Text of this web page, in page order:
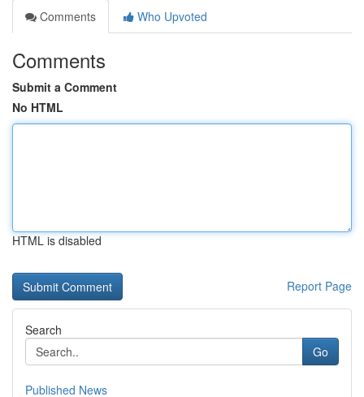
Comments
Who Upvoted
Comments
Submit a Comment
No HTML
HTML is disabled
Report Page
Search
Go
Published News